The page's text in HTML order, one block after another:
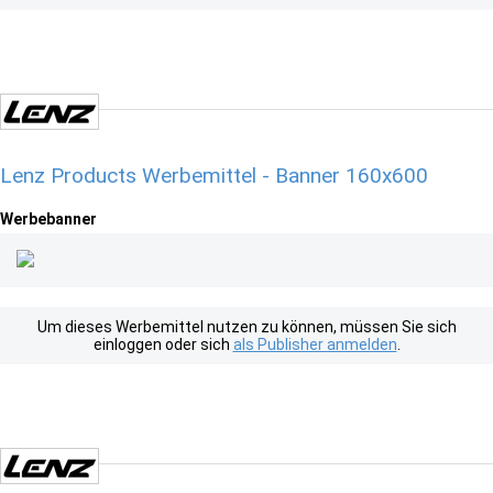
Lenz Products Werbemittel - Banner 160x600
Werbebanner
Um dieses Werbemittel nutzen zu können, müssen Sie sich
einloggen oder sich als Publisher anmelden